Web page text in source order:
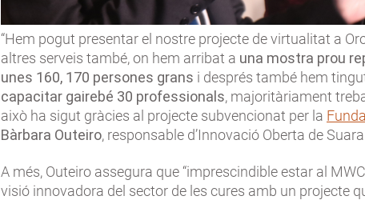
“Hem pogut presentar el nostre projecte de virtualitat a
altres serveis també, on hem arribat a una mostra prou
unes 160, 170 persones grans i després també hem
capacitar gairebé 30 professionals, majoritàriament
això ha sigut gràcies al projecte subvencionat per la
Bàrbara Outeiro, responsable d’Innovació Oberta de
A més, Outeiro assegura que “imprescindible estar al
visió innovadora del sector de les cures amb un projecte